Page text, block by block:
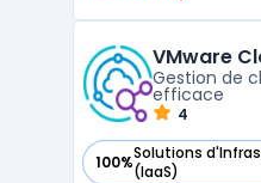
accrue. Le système
à gérer, ce qui le re ...
VMware
Gestion de
efficace
4
100%Solutions
(IaaS)
— voir VMware Cloud